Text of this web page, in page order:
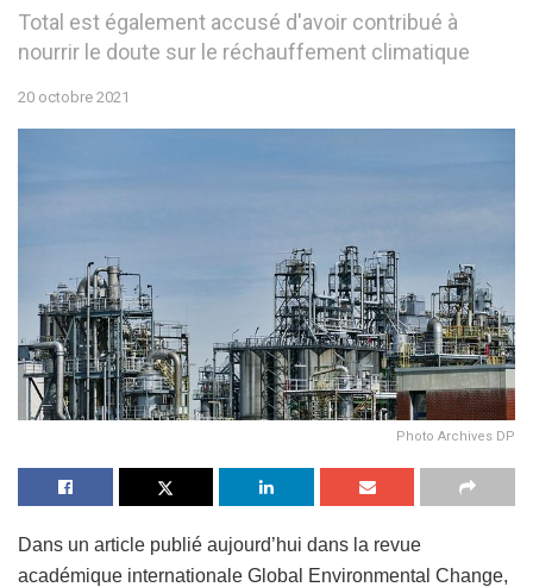
Total est également accusé d'avoir contribué à
nourrir le doute sur le réchauffement climatique
20 octobre 2021
Photo Archives DP
Dans un article publié aujourd’hui dans la revue
académique internationale Global Environmental Change,